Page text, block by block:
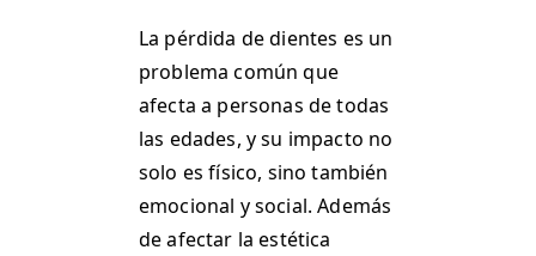
La pérdida de dientes es un
problema común que
afecta a personas de todas
las edades, y su impacto no
solo es físico, sino también
emocional y social. Además
de afectar la estética